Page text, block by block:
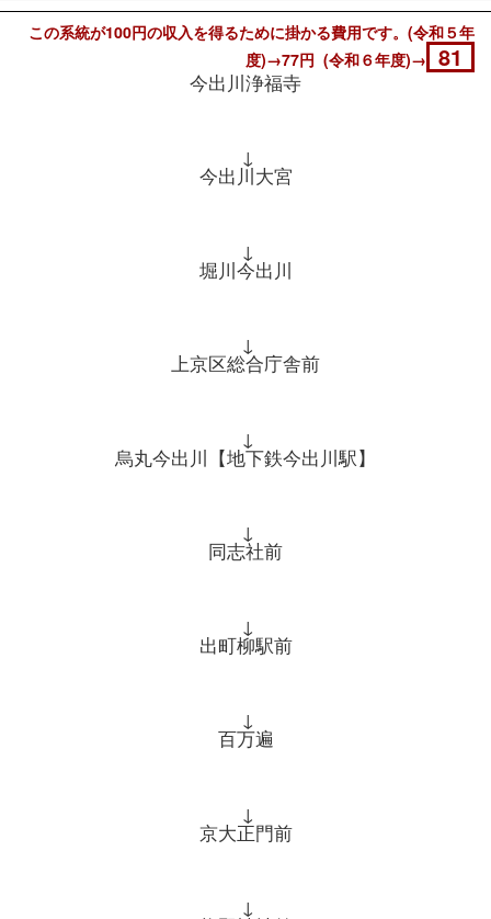
この系統が100円の収入を得るために掛かる費用です。(令和５年
度)→77円 (令和６年度)→ 81
今出川浄福寺
↓
今出川大宮
↓
堀川今出川
↓
上京区総合庁舎前
↓
烏丸今出川【地下鉄今出川駅】
↓
同志社前
↓
出町柳駅前
↓
百万遍
↓
京大正門前
↓